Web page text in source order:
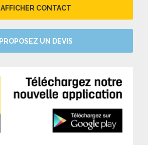
AFFICHER CONTACT
PROPOSEZ UN DEVIS